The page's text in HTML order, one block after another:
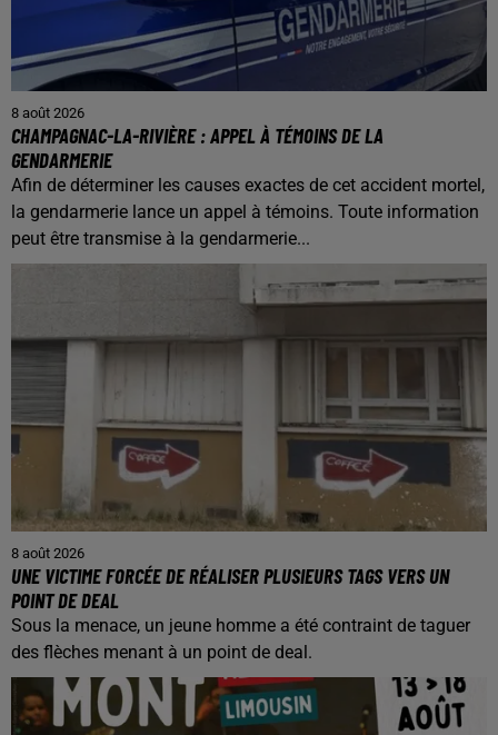
8 août 2026
CHAMPAGNAC-LA-RIVIÈRE : APPEL À TÉMOINS DE LA
GENDARMERIE
Afin de déterminer les causes exactes de cet accident mortel,
la gendarmerie lance un appel à témoins. Toute information
peut être transmise à la gendarmerie...
8 août 2026
UNE VICTIME FORCÉE DE RÉALISER PLUSIEURS TAGS VERS UN
POINT DE DEAL
Sous la menace, un jeune homme a été contraint de taguer
des flèches menant à un point de deal.